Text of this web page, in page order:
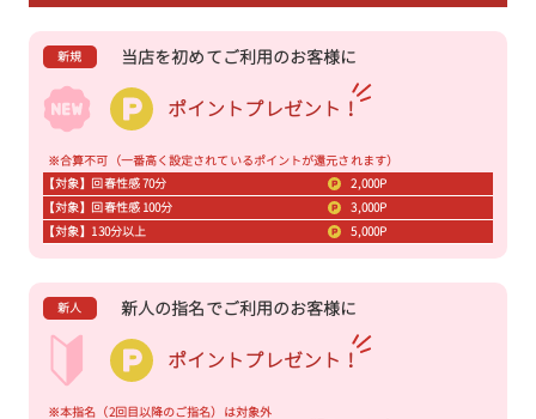
新規 当店を初めてご利用のお客様に
ポイントプレゼント！
※合算不可（一番高く設定されているポイントが還元されます）
【対象】回春性感 70分
2,000P
【対象】回春性感 100分
3,000P
【対象】130分以上
5,000P
新人 新人の指名でご利用のお客様に
ポイントプレゼント！
※本指名（2回目以降のご指名）は対象外